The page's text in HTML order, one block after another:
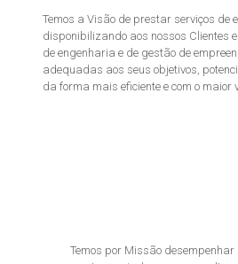
Temos a Visão de prestar serviços de
disponibilizando aos nossos Clientes
de engenharia e de gestão de
adequadas aos seus objetivos,
da forma mais eficiente e com o maior
Temos por Missão